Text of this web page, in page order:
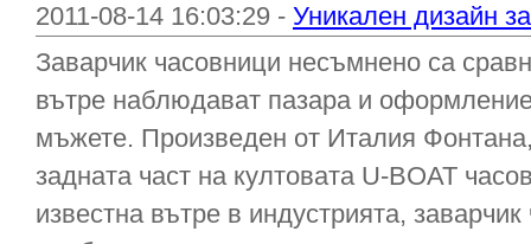
2011-08-14 16:03:29 - Уникален дизайн
Заварчик часовници несъмнено са
вътре наблюдават пазара и
мъжете. Произведен от Италия
задната част на култовата U-BOAT
известна вътре в индустрията,